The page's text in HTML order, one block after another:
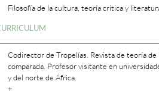
Filosofía de la cultura, teoría crítica y
Codirector de Tropelías. Revista de teoría
comparada. Profesor visitante en
y del norte de África.
+